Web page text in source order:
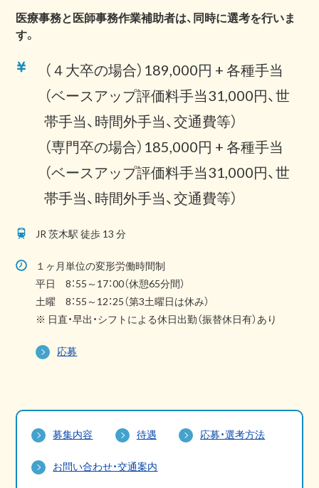
医療事務と医師事務作業補助者は、同時に選考を行いま
す。
（４大卒の場合）189,000円 + 各種手当
（ベースアップ評価料手当31,000円、世
帯手当、時間外手当、交通費等）
（専門卒の場合）185,000円 + 各種手当
（ベースアップ評価料手当31,000円、世
帯手当、時間外手当、交通費等）
JR 茨木駅 徒歩 13 分
１ヶ月単位の変形労働時間制
平日 8：55～17：00（休憩65分間）
土曜 8：55～12：25（第3土曜日は休み）
※ 日直・早出・シフトによる休日出勤（振替休日有）あり
応募
募集内容 待遇 応募・選考方法
お問い合わせ・交通案内